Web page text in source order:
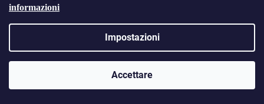
informazioni
Impostazioni
Accettare
Creato da Shoptet
HOWIES. Tutti i diritti riservati.
delle impostazioni dei cookie